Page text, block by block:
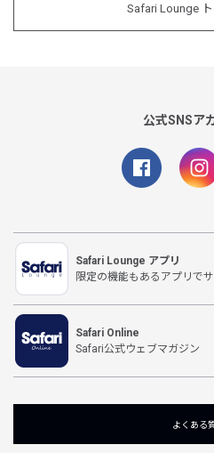
Safari Lounge
公式SNSア
Safari Lounge アプリ
限定の機能もあるアプリで
Safari Online
Safari公式ウェブマガジン
よくある